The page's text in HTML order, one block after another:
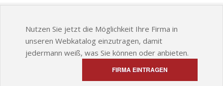
Nutzen Sie jetzt die Möglichkeit Ihre Firma in
unseren Webkatalog einzutragen, damit
jedermann weiß, was Sie können oder anbieten.
FIRMA EINTRAGEN